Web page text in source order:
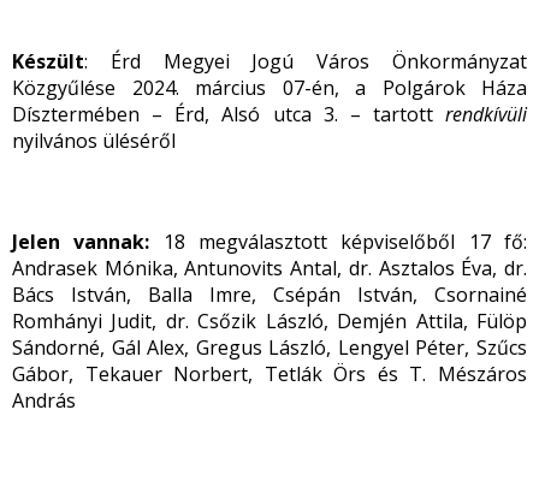
Készült: Érd Megyei Jogú Város Önkormányzat
Közgyűlése 2024. március 07-én, a Polgárok Háza
Dísztermében – Érd, Alsó utca 3. – tartott rendkívüli
nyilvános üléséről
Jelen vannak: 18 megválasztott képviselőből 17 fő:
Andrasek Mónika, Antunovits Antal, dr. Asztalos Éva, dr.
Bács István, Balla Imre, Csépán István, Csornainé
Romhányi Judit, dr. Csőzik László, Demjén Attila, Fülöp
Sándorné, Gál Alex, Gregus László, Lengyel Péter, Szűcs
Gábor, Tekauer Norbert, Tetlák Örs és T. Mészáros
András